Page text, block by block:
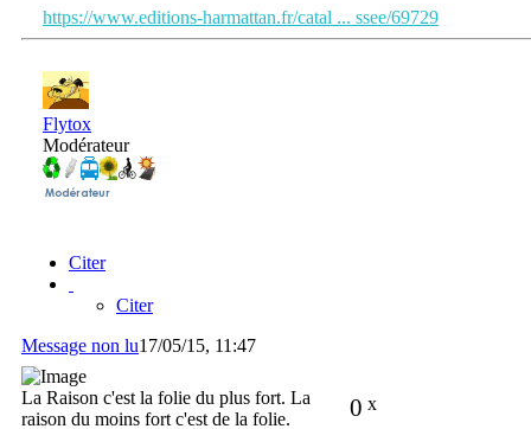
https://www.editions-harmattan.fr/catal ... ssee/69729
Flytox
Modérateur
Citer
Citer
Message non lu17/05/15, 11:47
0 x
La Raison c'est la folie du plus fort. La
raison du moins fort c'est de la folie.